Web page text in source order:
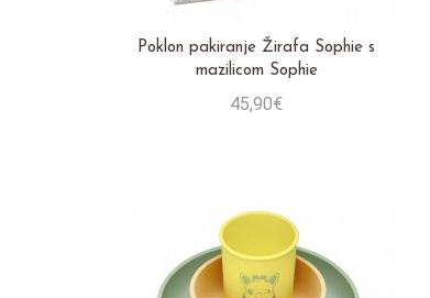
Poklon pakiranje Žirafa Sophie s
mazilicom Sophie
45,90€